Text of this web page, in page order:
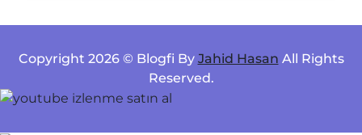
Copyright 2026 © Blogfi By Jahid Hasan All Rights
Reserved.